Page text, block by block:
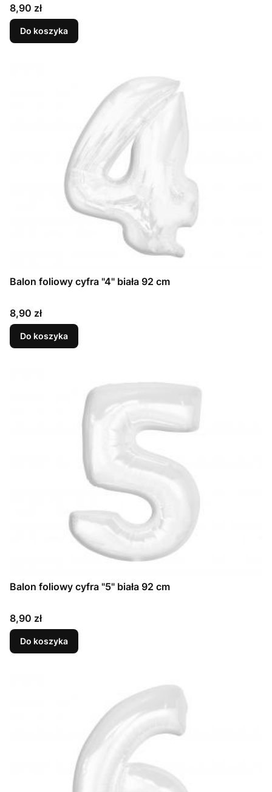
Cena
8,90 zł
Do koszyka
Balon foliowy cyfra "4" biała 92 cm
Cena
8,90 zł
Do koszyka
Balon foliowy cyfra "5" biała 92 cm
Cena
8,90 zł
Do koszyka